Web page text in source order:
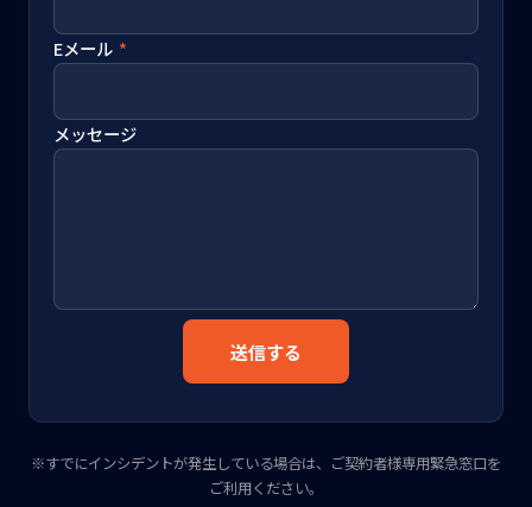
Eメール *
メッセージ
送信する
※すでにインシデントが発生している場合は、ご契約者様専用緊急窓口を
ご利用ください。